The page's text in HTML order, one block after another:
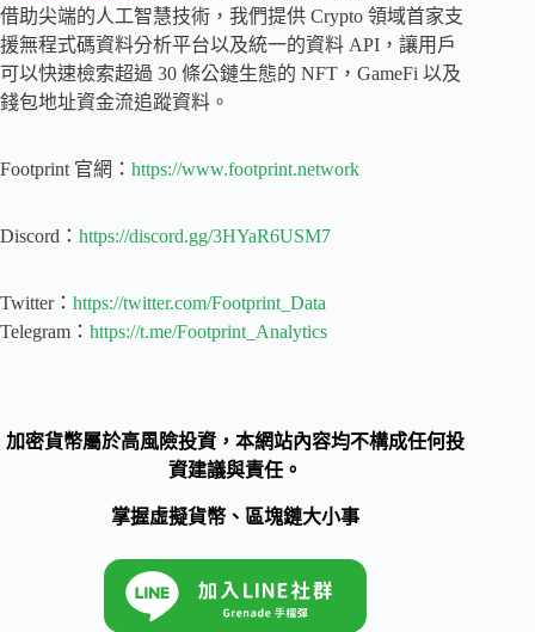
借助尖端的人工智慧技術，我們提供 Crypto 領域首家支
援無程式碼資料分析平台以及統一的資料 API，讓用戶
可以快速檢索超過 30 條公鏈生態的 NFT，GameFi 以及
錢包地址資金流追蹤資料。
Footprint 官網： https://www.footprint.network
Discord： https://discord.gg/3HYaR6USM7
Twitter： https://twitter.com/Footprint_Data
Telegram： https://t.me/Footprint_Analytics
加密貨幣屬於高風險投資，本網站內容均不構成任何投
資建議與責任。
掌握虛擬貨幣、區塊鏈大小事